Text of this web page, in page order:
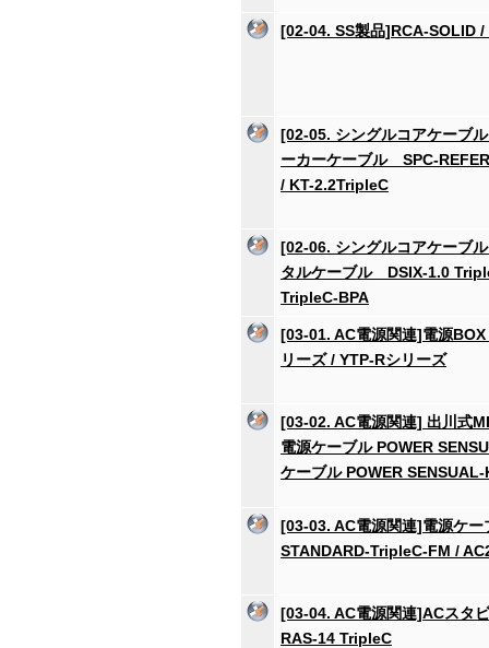
[02-04. SS製品]RCA-SOLID
[02-05. シングルコアケーブ
ーカーケーブル SPC-
/ KT-2.2TripleC
[02-06. シングルコアケーブ
タルケーブル DSIX-1.0
TripleC-BPA
[03-01. AC電源関連]電源
リーズ / YTP-Rシリーズ
[03-02. AC電源関連] 出川式
電源ケーブル POWER
ケーブル POWER SENSUAL-
[03-03. AC電源関連]電源ケ
STANDARD-TripleC-FM /
[03-04. AC電源関連]ACスタ
RAS-14 TripleC